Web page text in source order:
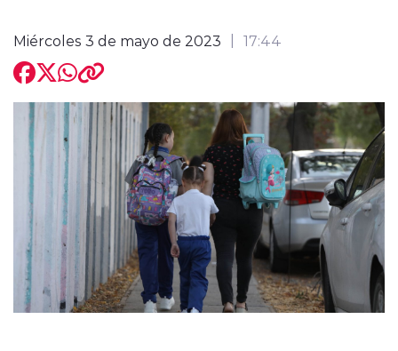
modo claro
Miércoles 3 de mayo de 2023 17:44